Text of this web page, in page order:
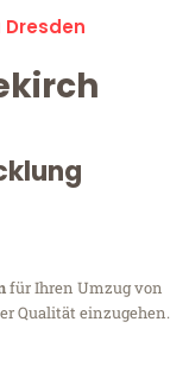
für Ihren Umzug von
Qualität einzugehen.